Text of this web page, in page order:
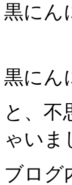
黒に
黒にん
と、不
ゃいま
ブログ